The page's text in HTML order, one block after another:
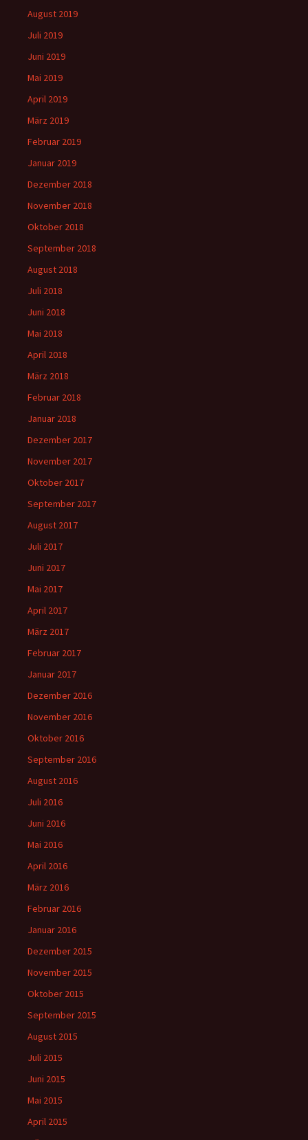
August 2019
Juli 2019
Juni 2019
Mai 2019
April 2019
März 2019
Februar 2019
Januar 2019
Dezember 2018
November 2018
Oktober 2018
September 2018
August 2018
Juli 2018
Juni 2018
Mai 2018
April 2018
März 2018
Februar 2018
Januar 2018
Dezember 2017
November 2017
Oktober 2017
September 2017
August 2017
Juli 2017
Juni 2017
Mai 2017
April 2017
März 2017
Februar 2017
Januar 2017
Dezember 2016
November 2016
Oktober 2016
September 2016
August 2016
Juli 2016
Juni 2016
Mai 2016
April 2016
März 2016
Februar 2016
Januar 2016
Dezember 2015
November 2015
Oktober 2015
September 2015
August 2015
Juli 2015
Juni 2015
Mai 2015
April 2015